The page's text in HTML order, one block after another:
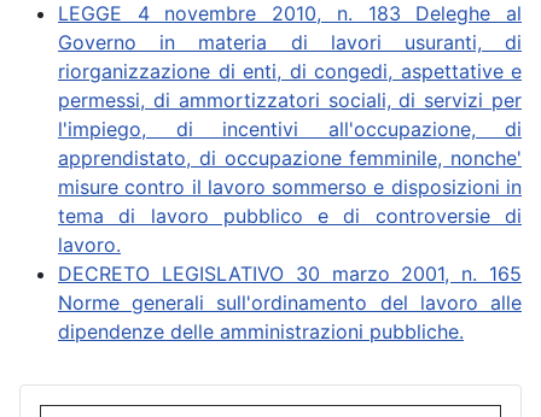
LEGGE 4 novembre 2010, n. 183 Deleghe al
Governo in materia di lavori usuranti, di
riorganizzazione di enti, di congedi, aspettative e
permessi, di ammortizzatori sociali, di servizi per
l'impiego, di incentivi all'occupazione, di
apprendistato, di occupazione femminile, nonche'
misure contro il lavoro sommerso e disposizioni in
tema di lavoro pubblico e di controversie di
lavoro.
DECRETO LEGISLATIVO 30 marzo 2001, n. 165
Norme generali sull'ordinamento del lavoro alle
dipendenze delle amministrazioni pubbliche.